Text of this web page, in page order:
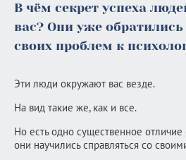
В чём секрет успеха
вас? Они уже
своих проблем к
Эти люди окружают вас везде.
На вид такие же, как и все.
Но есть одно существенное
они научились справляться со